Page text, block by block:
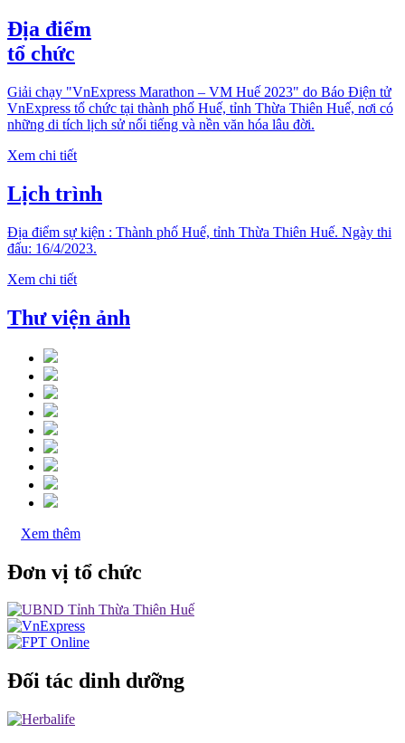
Địa điểm
tổ chức
Giải chạy "VnExpress Marathon – VM Huế 2023" do Báo Điện tử
VnExpress tổ chức tại thành phố Huế, tỉnh Thừa Thiên Huế, nơi có
những di tích lịch sử nổi tiếng và nền văn hóa lâu đời.
Xem chi tiết
Lịch trình
Địa điểm sự kiện : Thành phố Huế, tỉnh Thừa Thiên Huế. Ngày thi
đấu: 16/4/2023.
Xem chi tiết
Thư viện ảnh
Xem thêm
Đơn vị tổ chức
Đối tác dinh dưỡng